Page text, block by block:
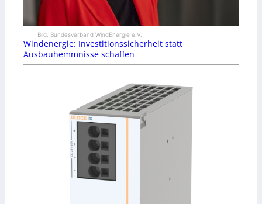
Bild: Bundesverband WindEnergie e.V.
Windenergie: Investitionssicherheit statt
Ausbauhemmnisse schaffen